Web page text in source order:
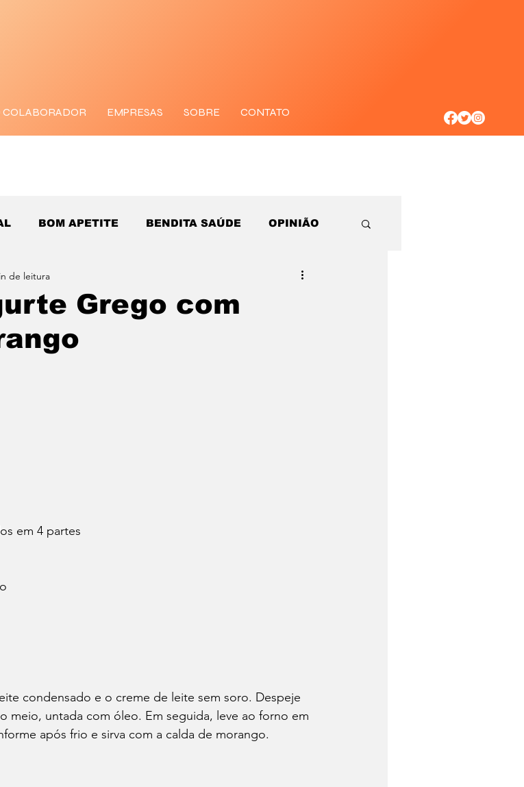
EMPRESAS SOBRE CONTATO
BOM APETITE BENDITA SAÚDE OPINIÃO
Grego com
de leitura
em 4 partes
condensado e o creme de leite sem soro. Despeje
meio, untada com óleo. Em seguida, leve ao forno em
após frio e sirva com a calda de morango.